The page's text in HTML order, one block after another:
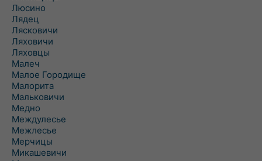
Люсино
Лядец
Лясковичи
Ляховичи
Ляховцы
Малеч
Малое Городище
Малорита
Мальковичи
Медно
Междулесье
Межлесье
Мерчицы
Микашевичи